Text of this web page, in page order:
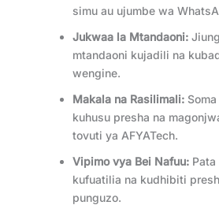
simu au ujumbe wa
Jukwaa la Mtandaoni:
mtandaoni kujadili na
wengine.
Makala na Rasilimali:
kuhusu presha na
tovuti ya AFYATech.
Vipimo vya Bei Nafuu:
kufuatilia na kudhibiti
punguzo.